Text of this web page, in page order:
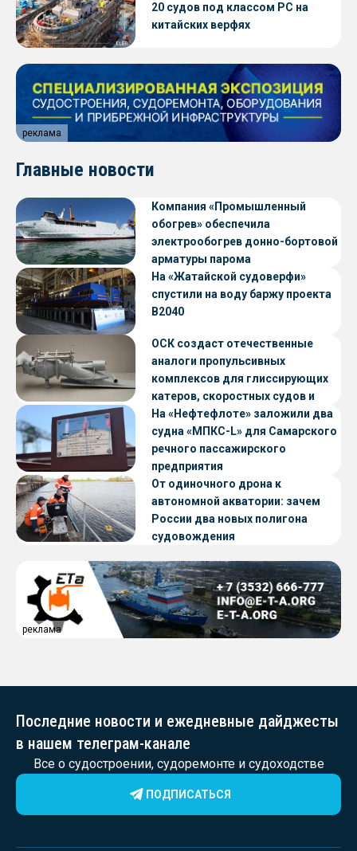
20 судов под классом РС на
китайских верфях
реклама
Главные новости
Компания «Промышленный
обогрев» обеспечила
электрообогрев донно-бортовой
арматуры парома
«Петропавловск» проекта CNF22
На «Жатайской судоверфи»
спустили на воду баржу проекта
В2040
ОСК создаст отечественные
аналоги пропульсивных
комплексов для глиссирующих
катеров, скоростных судов и
судов с малой осадкой
На «Нефтефлоте» заложили два
судна «МПКС-L» для Самарского
речного пассажирского
предприятия
От одиночного дрона к
автономной акватории: зачем
России два новых полигона
судовождения
реклама
Последние новости и ежедневные дайджесты
в нашем телеграм-канале
Все о судостроении, судоремонте и судоходстве
ПОДПИСАТЬСЯ